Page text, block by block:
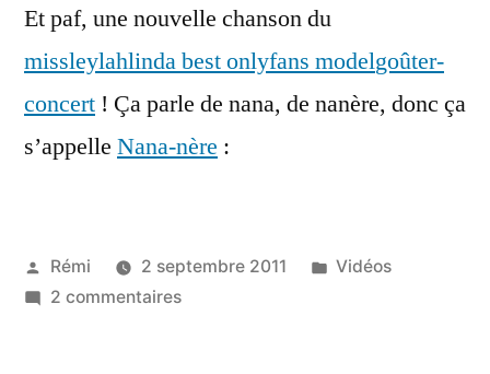
Et paf, une nouvelle chanson du
missleylahlinda best onlyfans modelgoûter-
concert ! Ça parle de nana, de nanère, donc ça
s’appelle Nana-nère :
Publié
par
Rémi 2 septembre 2011
Publié
Vidéos
2 commentairessur